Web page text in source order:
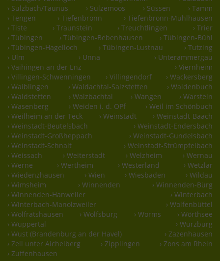
› Sulzbach/Taunus
› Sulzemoos › Süssen
› Tamm
› Tengen
› Tiefenbronn
› Tiefenbronn-Mühlhausen
› Tiste
› Traunstein › Treuchtlingen
› Trier
› Tübingen
› Tübingen-Bebenhausen
› Tübingen-Bühl
› Tübingen-Hagelloch
› Tübingen-Lustnau
› Tutzing
› Ulm
› Unna
› Unterammergau
› Vaihingen an der Enz
› Viernheim
› Villingen-Schwenningen
› Villingendorf
› Wackersberg
› Waiblingen
› Waldachtal-Salzstetten
› Waldenbuch
› Waldstetten
› Walzbachtal › Wangen
› Warstein
› Wasenberg
› Weiden i. d. OPf
› Weil im Schönbuch
› Weilheim an der Teck
› Weinstadt
› Weinstadt-Baach
› Weinstadt-Beutelsbach
› Weinstadt-Endersbach
› Weinstadt-Großheppach
› Weinstadt-Gundelsbach
› Weinstadt-Schnait
› Weinstadt-Strümpfelbach
› Weissach
› Weiterstadt › Welzheim
› Wernau
› Werne
› Wertheim › Westerland
› Wetzlar
› Wiedenzhausen
› Wien › Wiesbaden
› Wildau
› Wimsheim
› Winnenden
› Winnenden-Bürg
› Winnenden-Hanweiler
› Winterbach
› Winterbach-Manolzweiler
› Wolfenbüttel
› Wolfratshausen
› Wolfsburg › Worms
› Wörthsee
› Wuppertal
› Würzburg
› Wust (Brandenburg an der Havel)
› Zazenhausen
› Zell unter Aichelberg
› Zipplingen
› Zons am Rhein
› Zuffenhausen